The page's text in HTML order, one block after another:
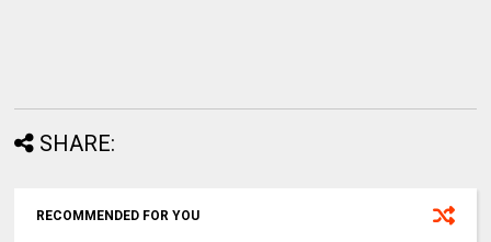
SHARE:
RECOMMENDED FOR YOU